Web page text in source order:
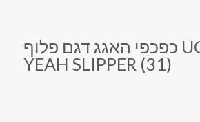
כפכפי האגג דגם פלוף UGG FLUFF
YEAH SLIPPER (31)